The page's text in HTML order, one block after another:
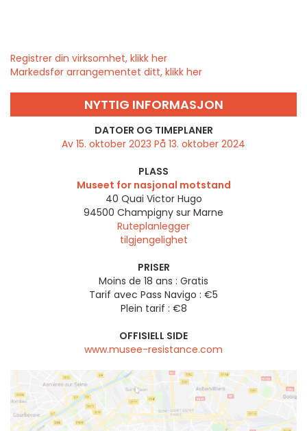
Registrer din virksomhet, klikk her
Markedsfør arrangementet ditt, klikk her
NYTTIG INFORMASJON
DATOER OG TIMEPLANER
Av 15. oktober 2023 På 13. oktober 2024
PLASS
Museet for nasjonal motstand
40 Quai Victor Hugo
94500 Champigny sur Marne
Ruteplanlegger
tilgjengelighet
PRISER
Moins de 18 ans : Gratis
Tarif avec Pass Navigo : €5
Plein tarif : €8
OFFISIELL SIDE
www.musee-resistance.com